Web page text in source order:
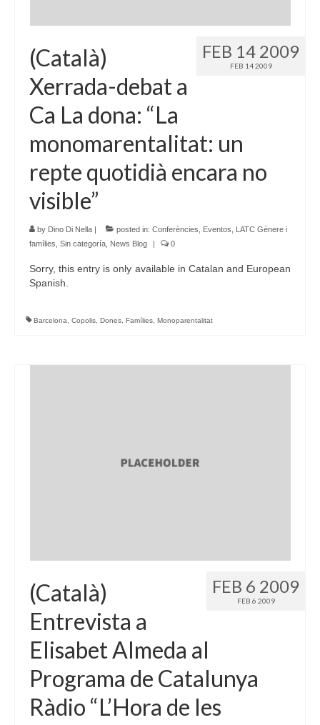
FEB 14 2009
FEB 14 2009
(Català)
Xerrada-debat a
Ca La dona: “La
monomarentalitat: un
repte quotidià encara no
visible”
by Dino Di Nella posted in: Conferències Eventos
LATC Gènere i
famílies Sin categoría News Blog 0
Sorry, this entry is only available in Catalan and European
Spanish.
Barcelona, Copolis, Dones, Famílies, Monoparentalitat
FEB 6 2009
FEB 6 2009
(Català)
Entrevista a
Elisabet Almeda al
Programa de Catalunya
Ràdio “L’Hora de les